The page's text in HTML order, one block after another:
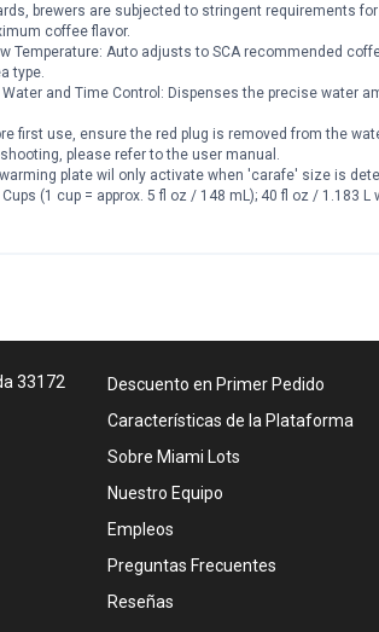
brewers are subjected to stringent requirements
coffee flavor.
Temperature: Auto adjusts to SCA recommended
type.
and Time Control: Dispenses the precise water
first use, ensure the red plug is removed from the
please refer to the user manual.
warming plate wil only activate when 'carafe' size is
(1 cup = approx. 5 fl oz / 148 mL); 40 fl oz / 1.183 L
33172
Descuento en Primer Pedido
Características de la Plataforma
Sobre Miami Lots
Nuestro Equipo
Empleos
Preguntas Frecuentes
Reseñas